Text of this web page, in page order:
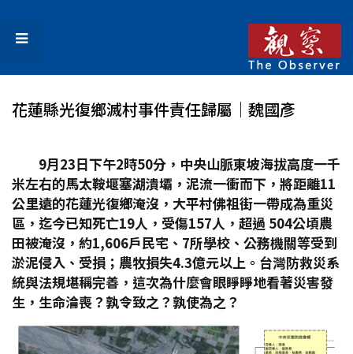
花蓮縣光復鄉滅村事件責任歸屬│魏國彥
9月23日下午2時50分，中央山脈東坡海拔高度一千
米左右的馬太鞍堰塞湖潰壩，泥流一衝而下，將距離11
公里遠的花蓮光復鄉淹沒，大平村佛祖街一帶成為重災
區，迄今已知死亡19人，受傷157人，超過 504公頃農
田被淹沒，約1,606戶民宅、7所學校、公務機關等受到
淤泥侵入、受損；農牧損失4.3億元以上。台灣防救災系
統與法規堪稱完善，這次為什麼會眼睜睜地看著災害發
生，生命淪喪？孰令致之？孰使為之？